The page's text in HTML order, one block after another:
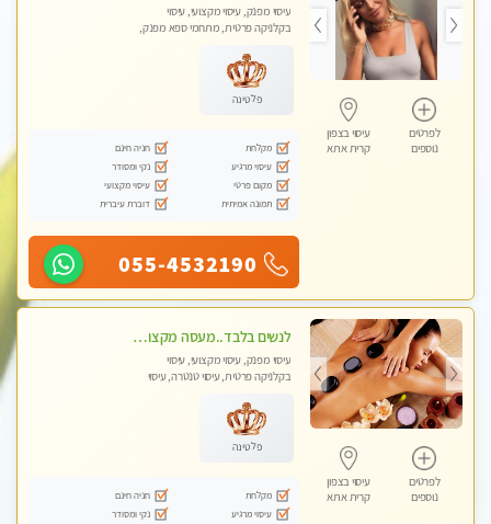
לפרטים
נוספים
עיסוי בצפון
קרית אתא
עיסוי מפנק, עיסוי מקצועי, עיסוי
בקלניקה פרטית, מתחמי ספא מפנק,
טנטרה, עיסוי מגבר לגבר, עיסוי מגבר
לאישה
פלטינה
מקלחת
חניה חינם
עיסוי מרגיע
נקי ומסודר
מקום פרטי
עיסוי מקצועי
תמונה אמיתית
דוברת עיברית
055-4532190
לפרטים
נוספים
עיסוי בצפון
קרית אתא
לנשים בלבד..מעסה מקצועי לנשים בלבד לעיסוי מרגיע ומפנק VIP-מומלץ לחלוטין! פרטי! ​​​​​​
עיסוי מפנק, עיסוי מקצועי, עיסוי
בקלניקה פרטית, עיסוי טנטרה, עיסוי
פלטינה
מקלחת
חניה חינם
עיסוי מרגיע
נקי ומסודר